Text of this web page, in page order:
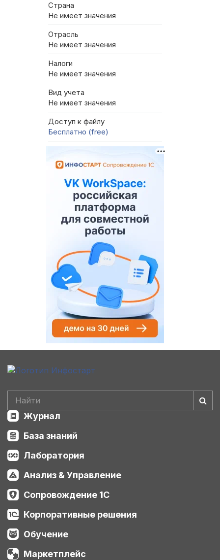
Страна
Не имеет значения
Отрасль
Не имеет значения
Налоги
Не имеет значения
Вид учета
Не имеет значения
Доступ к файлу
Бесплатно (free)
Журнал
База знаний
Лаборатория
Анализ & Управление
Сопровождение 1С
Корпоративные решения
Обучение
Маркетплейс